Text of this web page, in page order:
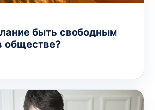
быть свободным
обществе?